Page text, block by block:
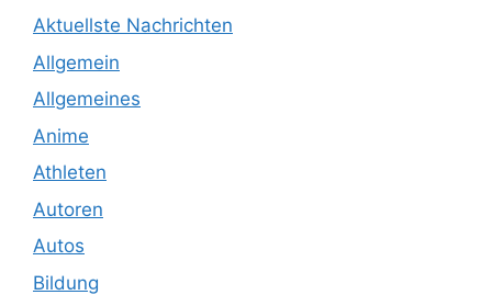
Aktuellste Nachrichten
Allgemein
Allgemeines
Anime
Athleten
Autoren
Autos
Bildung